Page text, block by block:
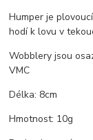
Humper je
hodí k lovu v
Wobblery jsou
VMC
Délka: 8cm
Hmotnost: 10g